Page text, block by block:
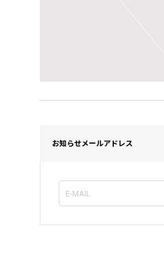
お知らせメールアドレス